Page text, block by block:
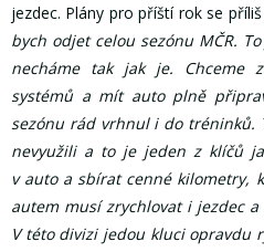
jezdec. Plány pro příští rok se
bych odjet celou sezónu MČR.
necháme tak jak je. Chceme
systémů a mít auto plně
sezónu rád vrhnul i do tréninků.
nevyužili a to je jeden z klíčů
v auto a sbírat cenné kilometry,
autem musí zrychlovat i jezdec
V této divizi jedou kluci opravdu